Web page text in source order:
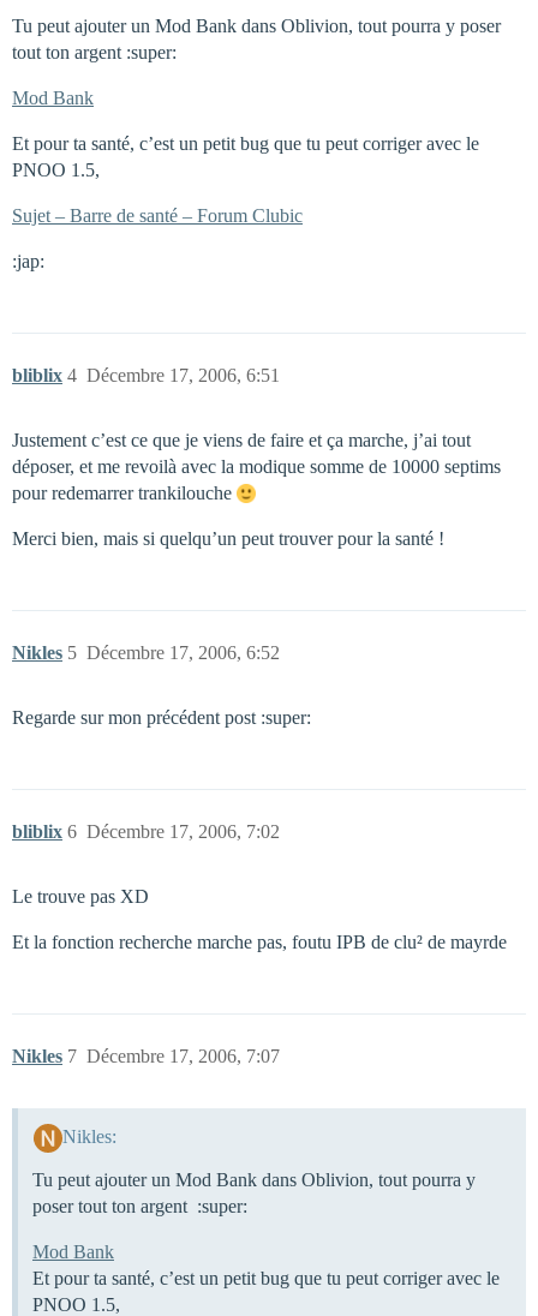
Tu peut ajouter un Mod Bank dans Oblivion, tout pourra y poser
tout ton argent :super:
Mod Bank
Et pour ta santé, c’est un petit bug que tu peut corriger avec le
PNOO 1.5,
Sujet – Barre de santé – Forum Clubic
:jap:
bliblix Décembre 17, 2006, 6:51
4
Justement c’est ce que je viens de faire et ça marche, j’ai tout
déposer, et me revoilà avec la modique somme de 10000 septims
pour redemarrer trankilouche
Merci bien, mais si quelqu’un peut trouver pour la santé !
Nikles Décembre 17, 2006, 6:52
5
Regarde sur mon précédent post :super:
bliblix Décembre 17, 2006, 7:02
6
Le trouve pas XD
Et la fonction recherche marche pas, foutu IPB de clu² de mayrde
Nikles Décembre 17, 2006, 7:07
7
Nikles:
Tu peut ajouter un Mod Bank dans Oblivion, tout pourra y
poser tout ton argent :super:
Mod Bank
Et pour ta santé, c’est un petit bug que tu peut corriger avec le
PNOO 1.5,